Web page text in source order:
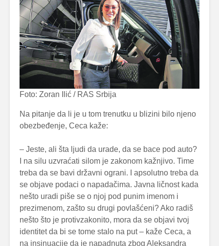
Foto: Zoran Ilić / RAS Srbija
Na pitanje da li je u tom trenutku u blizini bilo njeno
obezbeđenje, Ceca kaže:
– Jeste, ali šta ljudi da urade, da se bace pod auto?
I na silu uzvraćati silom je zakonom kažnjivo. Time
treba da se bavi državni ograni. I apsolutno treba da
se objave podaci o napadačima. Javna ličnost kada
nešto uradi piše se o njoj pod punim imenom i
prezimenom, zašto su drugi povlašćeni? Ako radiš
nešto što je protivzakonito, mora da se objavi tvoj
identitet da bi se tome stalo na put – kaže Ceca, a
na insinuacije da je napadnuta zbog Aleksandra